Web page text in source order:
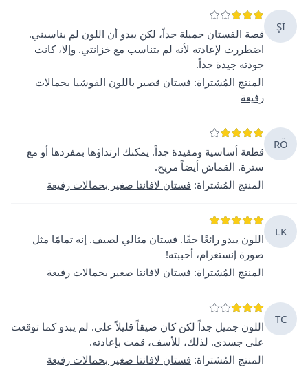
Şİ
قصة الفستان جميلة جداً، لكن يبدو أن اللون لم يناسبني.
اضطررت لإعادته لأنه لم يتناسب مع خزانتي. وإلا، كانت
جودته جيدة جداً.
المنتج المُشتراة: فستان قصير باللون الفوشيا بحمالات
رفيعة
RÖ
قطعة أساسية ومفيدة جداً. يمكنك ارتداؤها بمفردها أو مع
سترة. القماش أيضاً مريح.
المنتج المُشتراة: فستان لافانتا صغير بحمالات رفيعة
LK
اللون يبدو رائعًا حقًا. فستان مثالي لصيف. إنه تمامًا مثل
صورة إنستغرام، أحببته!
المنتج المُشتراة: فستان لافانتا صغير بحمالات رفيعة
TC
اللون جميل جداً لكن كان ضيقاً قليلاً علي. لم يبدو كما توقعت
على جسدي. لذلك، للأسف، قمت بإعادته.
المنتج المُشتراة: فستان لافانتا صغير بحمالات رفيعة